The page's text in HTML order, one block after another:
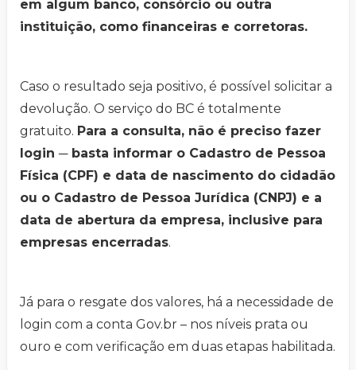
em algum banco, consórcio ou outra
instituição, como financeiras e corretoras.
Caso o resultado seja positivo, é possível solicitar a
devolução. O serviço do BC é totalmente
gratuito. Para a consulta, não é preciso fazer
login ─ basta informar o Cadastro de Pessoa
Física (CPF) e data de nascimento do cidadão
ou o Cadastro de Pessoa Jurídica (CNPJ) e a
data de abertura da empresa, inclusive para
empresas encerradas.
Já para o resgate dos valores, há a necessidade de
login com a conta Gov.br – nos níveis prata ou
ouro e com verificação em duas etapas habilitada.